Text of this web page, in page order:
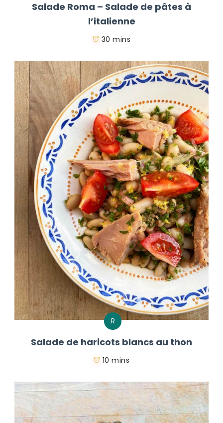
Salade Roma – Salade de pâtes à
l’italienne
30 mins
R
Salade de haricots blancs au thon
10 mins